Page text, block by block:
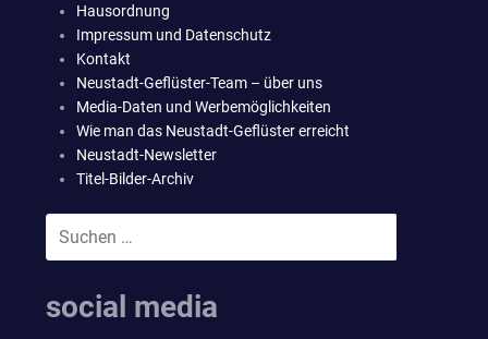
Hausordnung
Impressum und Datenschutz
Kontakt
Neustadt-Geflüster-Team – über uns
Media-Daten und Werbemöglichkeiten
Wie man das Neustadt-Geflüster erreicht
Neustadt-Newsletter
Titel-Bilder-Archiv
social media